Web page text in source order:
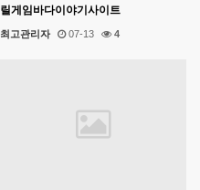
릴게임바다이야기사이트
최고관리자 07-13 4